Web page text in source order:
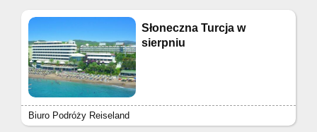
Słoneczna Turcja w
sierpniu
Biuro Podróży Reiseland